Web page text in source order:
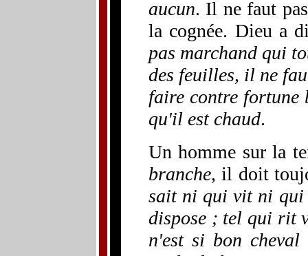
aucun. Il ne faut
la cognée. Dieu a
pas marchand qui
des feuilles, il ne
faire contre fortune
qu'il est chaud.
Un homme sur la
branche, il doit
sait ni qui vit ni qui
dispose ; tel qui rit
n'est si bon